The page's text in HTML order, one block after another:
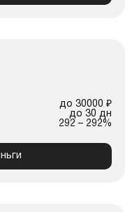
до 30000 ₽
до 30 дн
292 – 292%